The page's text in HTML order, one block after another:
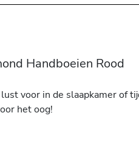
Handboeien Rood
voor in de slaapkamer of
het oog!